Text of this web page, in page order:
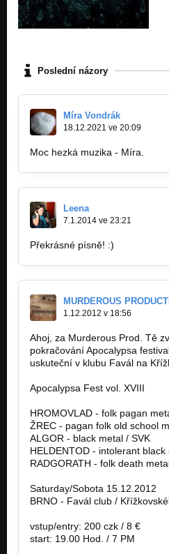
Poslední názory
Míra Vondrák
18.12.2021 ve 20:09
Moc hezká muzika - Míra.
Leena
7.1.2014 ve 23:21
Překrásné písně! :)
MURDEROUS
1.12.2012 v 18:56
Ahoj, za Murderous Prod. Tě
pokračování Apocalypsa
uskuteční v klubu Favál na
Apocalypsa Fest vol. XVIII
HROMOVLAD - folk pagan
ŽREC - pagan folk old school
ALGOR - black metal / SVK
HELDENTOD - intolerant black
RADGORATH - folk death
Saturday/Sobota 15.12.2012
BRNO - Favál club /
vstup/entry: 200 czk / 8 €
start: 19.00 Hod. / 7 PM